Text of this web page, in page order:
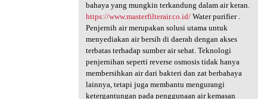
bahaya yang mungkin terkandung dalam air keran.
https://www.masterfilterair.co.id/Water purifier .
Penjernih air merupakan solusi utama untuk
menyediakan air bersih di daerah dengan akses
terbatas terhadap sumber air sehat. Teknologi
penjernihan seperti reverse osmosis tidak hanya
membersihkan air dari bakteri dan zat berbahaya
lainnya, tetapi juga membantu mengurangi
ketergantungan pada penggunaan air kemasan